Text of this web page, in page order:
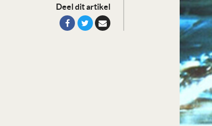
Deel dit artikel